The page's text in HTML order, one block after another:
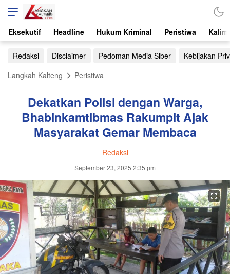
Eksekutif Headline Hukum Kriminal Peristiwa
Redaksi Disclaimer Pedoman Media Siber
Kebijakan
Langkah Kalteng
Peristiwa
Dekatkan Polisi dengan Warga,
Bhabinkamtibmas Rakumpit Ajak
Masyarakat Gemar Membaca
Redaksi
September 23, 2025 2:35 pm